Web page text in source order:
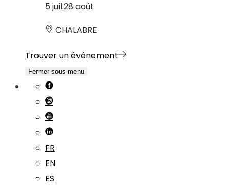
5 juil.28 août
CHALABRE
Trouver un événement
Fermer sous-menu
FR
EN
ES